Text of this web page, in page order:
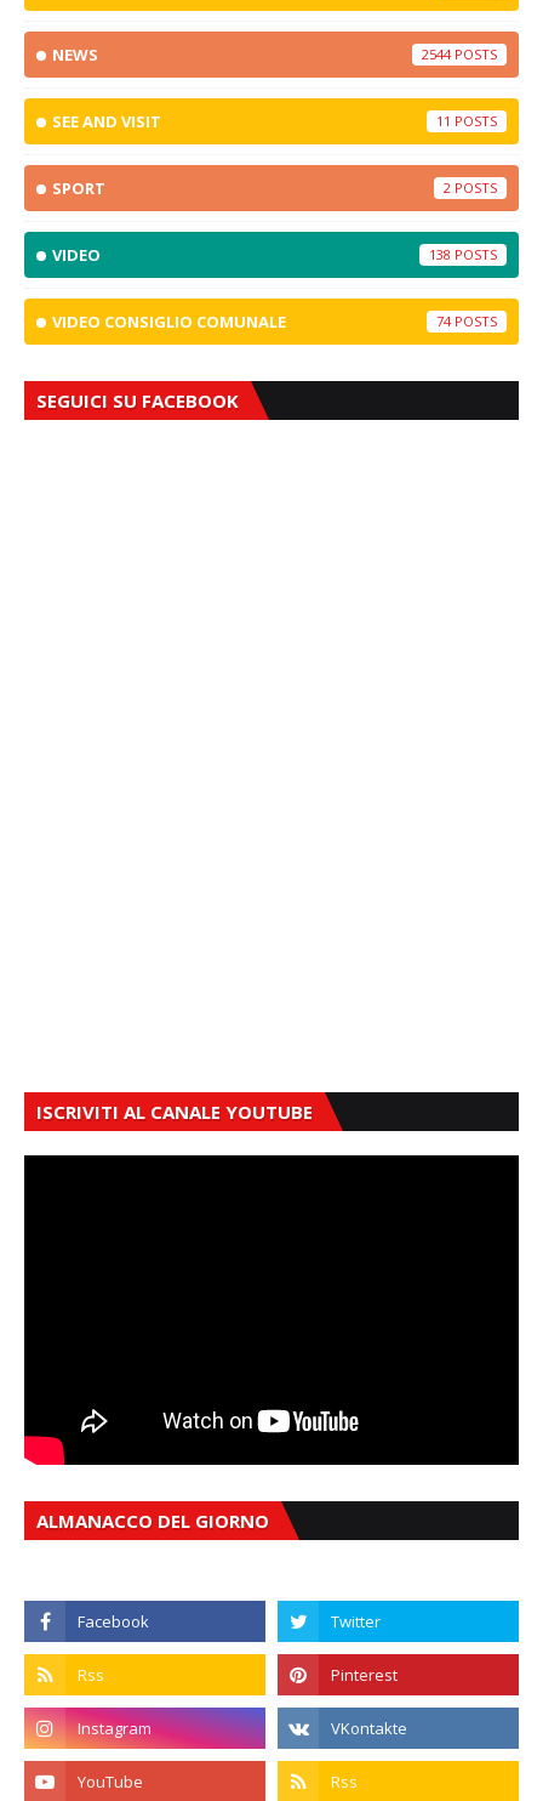
NEWS 2544
SEE AND VISIT 11
SPORT 2
VIDEO 138
VIDEO CONSIGLIO COMUNALE 74
SEGUICI SU FACEBOOK
ISCRIVITI AL CANALE YOUTUBE
ALMANACCO DEL GIORNO